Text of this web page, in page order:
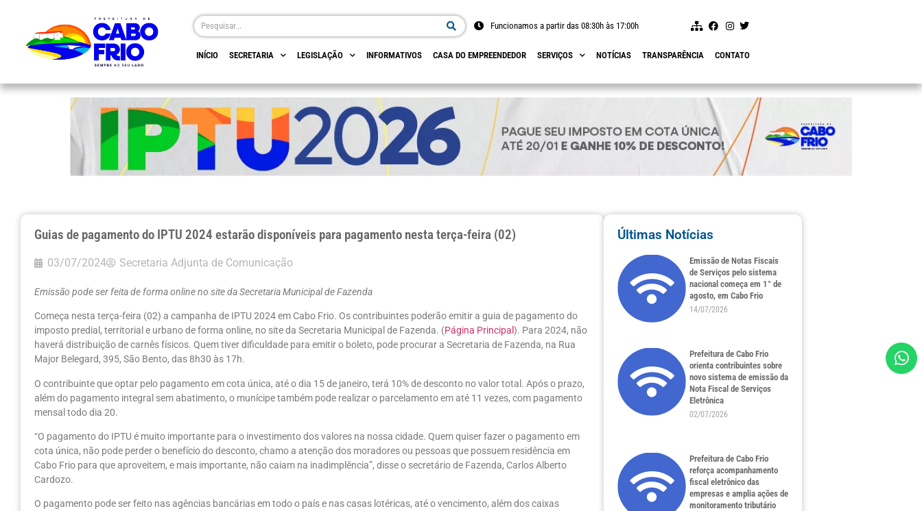
Funcionamos a partir das 08:30h às 17:00h
INÍCIO SECRETARIA LEGISLAÇÃO INFORMATIVOS CASA DO EMPREENDEDOR SERVIÇOS NOTÍCIAS TRANSPARÊNCIA CONTATO
Guias de pagamento do IPTU 2024 estarão disponíveis para pagamento nesta terça-feira (02)
03/07/2024 Secretaria Adjunta de Comunicação
Emissão pode ser feita de forma online no site da Secretaria Municipal de Fazenda
Começa nesta terça-feira (02) a campanha de IPTU 2024 em Cabo Frio. Os contribuintes poderão emitir a guia de pagamento do
imposto predial, territorial e urbano de forma online, no site da Secretaria Municipal de Fazenda. (Página Principal ). Para 2024, não
haverá distribuição de carnês físicos. Quem tiver dificuldade para emitir o boleto, pode procurar a Secretaria de Fazenda, na Rua
Major Belegard, 395, São Bento, das 8h30 às 17h.
O contribuinte que optar pelo pagamento em cota única, até o dia 15 de janeiro, terá 10% de desconto no valor total. Após o prazo,
além do pagamento integral sem abatimento, o munícipe também pode realizar o parcelamento em até 11 vezes, com pagamento
mensal todo dia 20.
“O pagamento do IPTU é muito importante para o investimento dos valores na nossa cidade. Quem quiser fazer o pagamento em
cota única, não pode perder o benefício do desconto, chamo a atenção dos moradores ou pessoas que possuem residência em
Cabo Frio para que aproveitem, e mais importante, não caiam na inadimplência”, disse o secretário de Fazenda, Carlos Alberto
Cardozo.
O pagamento pode ser feito nas agências bancárias em todo o país e nas casas lotéricas, até o vencimento, além dos caixas
Últimas Notícias
Emissão de Notas Fiscais
de Serviços pelo sistema
nacional começa em 1° de
agosto, em Cabo Frio
14/07/2026
Prefeitura de Cabo Frio
orienta contribuintes sobre
novo sistema de emissão da
Nota Fiscal de Serviços
Eletrônica
02/07/2026
Prefeitura de Cabo Frio
reforça acompanhamento
fiscal eletrônico das
empresas e amplia ações de
monitoramento tributário